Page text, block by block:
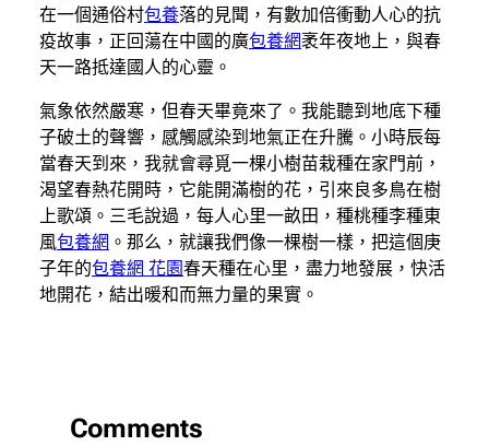
在一個通俗村包養落的見聞，有數加倍衝動人心的抗
疫故事，正回蕩在中國的廣包養網袤年夜地上，與春
天一路抵達國人的心靈。
氣象依然嚴寒，但春天畢竟來了。我能聽到地底下種
子破土的聲響，感觸感染到地氣正在升騰。小時辰每
當春天到來，我就會尋覓一棵小樹苗栽種在家門前，
渴望春熱花開時，它能開滿樹的花，引來良多鳥在樹
上歌頌。三毛說過，每人心里一畝田，種桃種李種東
風包養網 。那么，就讓我們像一棵樹一樣，把這個庚
子年的包養網 花園春天種在心里，盡力地發展，快活
地開花，結出暖和而無力量的果實。
Comments